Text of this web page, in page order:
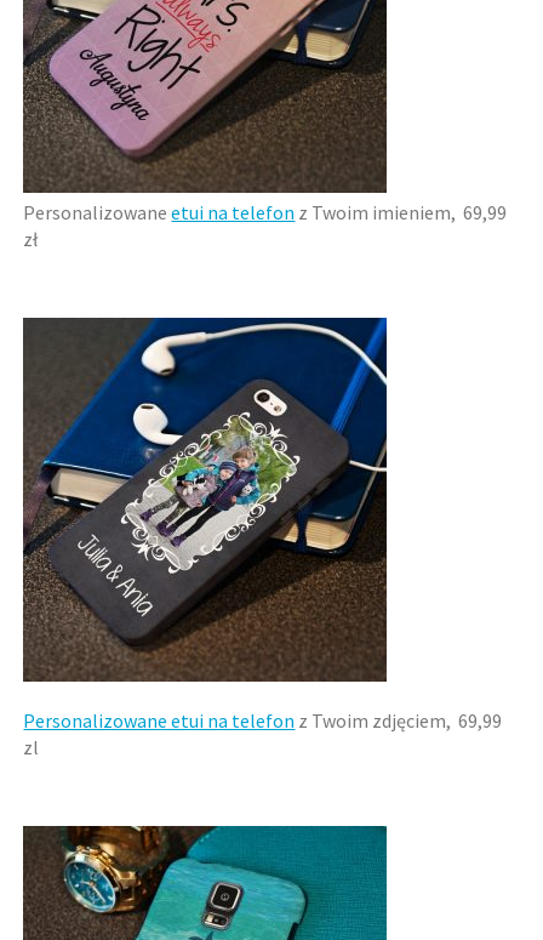
Personalizowaneetui na telefon z Twoim imieniem, 69,99
zł
Personalizowane etui na telefon z Twoim zdjęciem, 69,99
zl